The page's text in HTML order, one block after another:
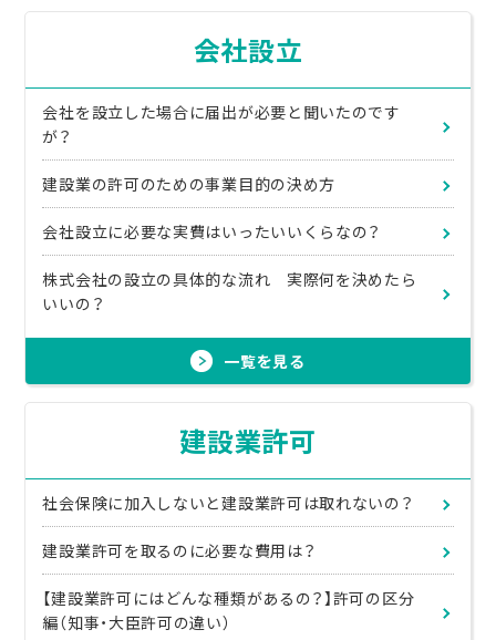
会社設立
会社を設立した場合に届出が必要と聞いたのです
が？
建設業の許可のための事業目的の決め方
会社設立に必要な実費はいったいいくらなの？
株式会社の設立の具体的な流れ 実際何を決めたら
いいの？
一覧を見る
建設業許可
社会保険に加入しないと建設業許可は取れないの？
建設業許可を取るのに必要な費用は？
【建設業許可にはどんな種類があるの？】許可の区分
編（知事・大臣許可の違い）